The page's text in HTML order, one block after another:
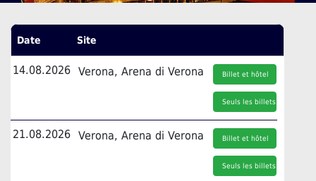
Date Site
14.08.2026 Verona, Arena di Verona Billet et hôtel
Seuls les billets
21.08.2026 Verona, Arena di Verona Billet et hôtel
Seuls les billets